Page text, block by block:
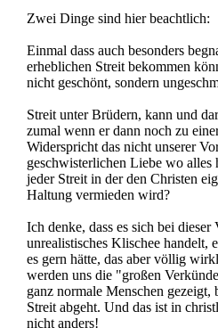
Zwei Dinge sind hier beachtlich:
Einmal dass auch besonders
erheblichen Streit bekommen
nicht geschönt, sondern
Streit unter Brüdern, kann und
zumal wenn er dann noch zu
Widerspricht das nicht unserer
geschwisterlichen Liebe wo
jeder Streit in der den Christen
Haltung vermieden wird?
Ich denke, dass es sich bei dieser
unrealistisches Klischee handelt,
es gern hätte, das aber völlig
werden uns die "großen
ganz normale Menschen gezeigt,
Streit abgeht. Und das ist in
nicht anders!